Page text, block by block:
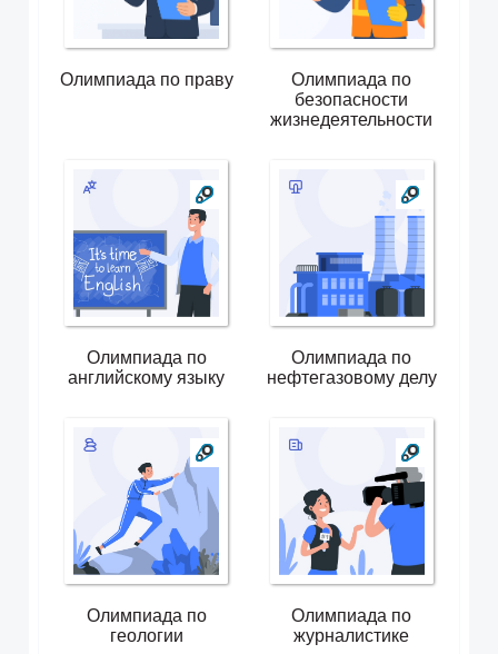
Олимпиада по праву
Олимпиада по
безопасности
жизнедеятельности
Олимпиада по
английскому языку
Олимпиада по
нефтегазовому делу
Олимпиада по
геологии
Олимпиада по
журналистике